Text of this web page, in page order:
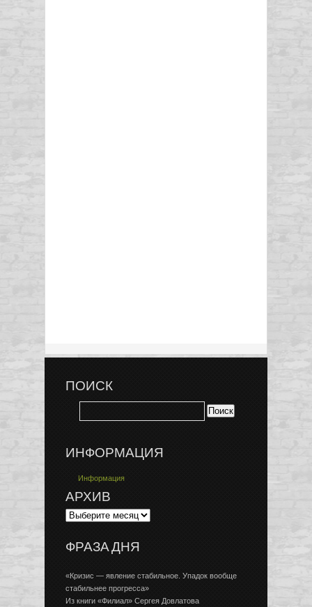
ПОИСК
ИНФОРМАЦИЯ
Информация
АРХИВ
ФРАЗА ДНЯ
«Кризис — явление стабильное. Упадок вообще
стабильнее прогресса»
Из книги «Филиал» Сергея Довлатова